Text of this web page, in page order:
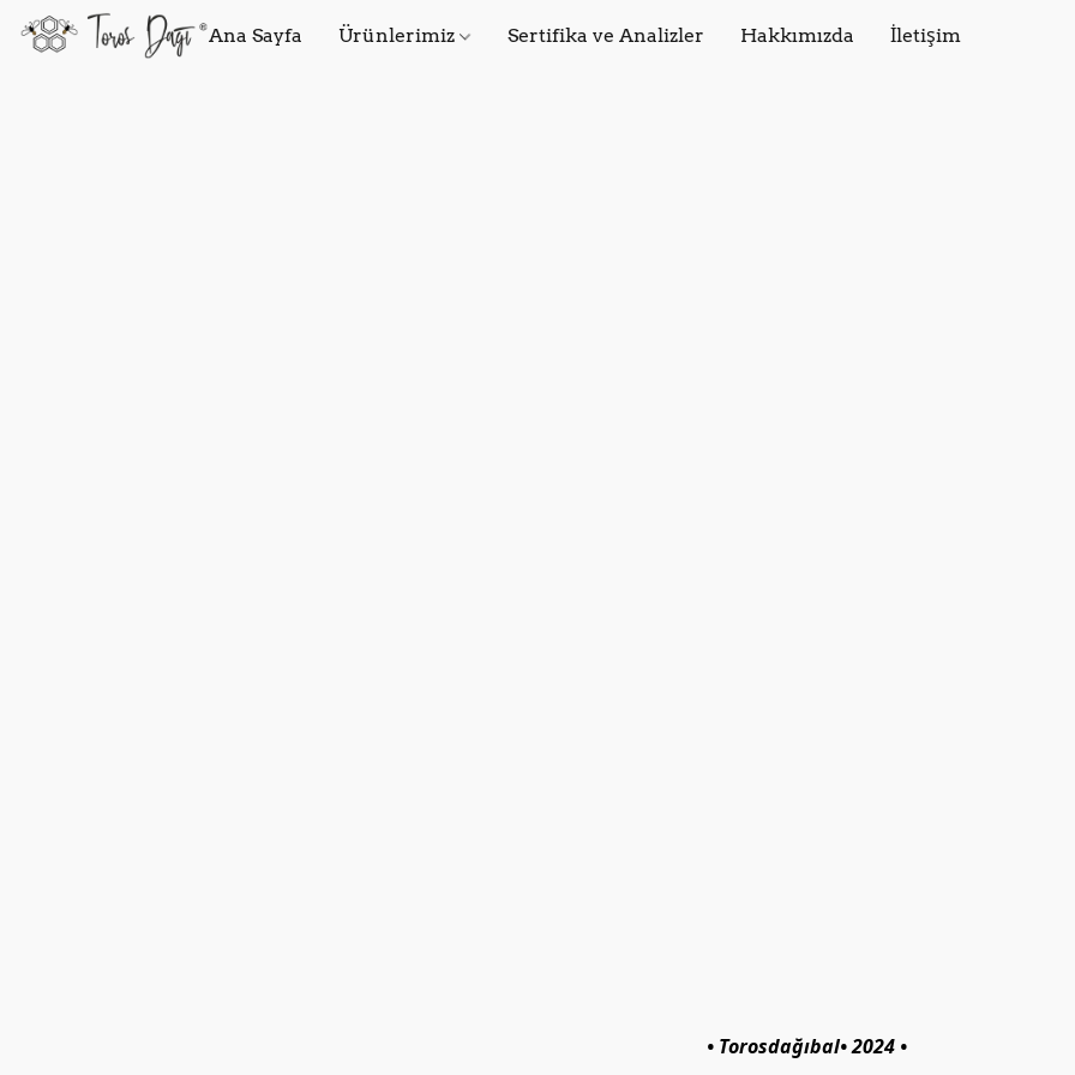
Ana Sayfa Ürünlerimiz Sertifika ve Analizler Hakkımızda İletişim
• Torosdağıbal• 2024 •